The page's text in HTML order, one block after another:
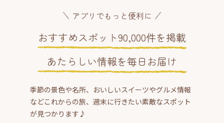
アプリでもっと便利に
おすすめスポット90,000件を掲載
あたらしい情報を毎日お届け
季節の景色や名所、おいしいスイーツやグルメ情報
などこれからの旅、週末に行きたい素敵なスポット
が見つかります♪